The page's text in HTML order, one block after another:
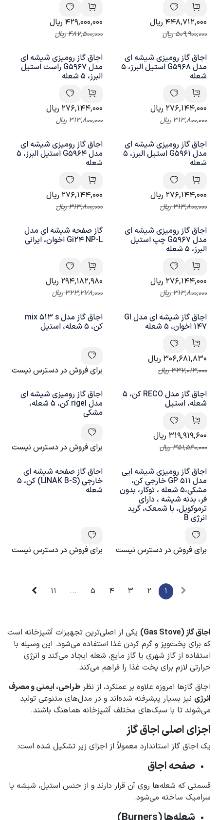
448,712,000 ریال
509,900,000ریال
429,000,000 ریال
487,500,000ریال
اجاق گاز رومیزی شیشه ای
مدل G5968 استیل البرز، 5
شعله
276,144,000 ریال
313,800,000ریال
اجاق گاز رومیزی شیشه ای
مدل G5967 راست استیل
البرز، 5 شعله
276,144,000 ریال
313,800,000ریال
اجاق گاز رومیزی شیشه ای
مدل G5961 استیل البرز، 5
شعله
276,144,000 ریال
313,800,000ریال
اجاق گاز رومیزی شیشه ای
مدل G5964 استیل البرز، 5
شعله
276,144,000 ریال
313,800,000ریال
اجاق گاز رومیزی شیشه ای
مدل G5967 چپ استیل
البرز، 5 شعله
276,144,000 ریال
313,800,000ریال
گاز صفحه شیشه ای مدل
Gi24 NP-L اخوان، ایرانی
294,182,980 ریال
323,278,000ریال
اجاق گاز شیشه ای مدل GI
147 اخوان، 5 شعله
306,681,830 ریال
337,013,000ریال
اجاق گاز مدل mix 513 s
کن، 5 شعله، استیل
برای فروش در دسترس نیست
اجاق گاز مدل RECO کن، 5
شعله، استیل
319,919,600 ریال
351,560,000ریال
اجاق گاز رومیزی شیشه ای
مدل rigel کن، 5 شعله،
مشکی
برای فروش در دسترس نیست
اجاق گاز رومیزی شیشه ایی
مدل 511 GP خارجی کن،
مشکی،5 شعله ، توکار، بدون
فر، بدنه شیشه ، دارای
ترموکوپل، با شمعک، گرید
انرژی B
برای فروش در دسترس نیست
اجاق گاز صفحه شیشه ای
خارجی (LINAK B-S) کن، 5
شعله
برای فروش در دسترس نیست
1
2
3
4
5
...
11
اجاق گاز (Gas Stove)
یکی از اصلی‌ترین تجهیزات آشپزخانه است
که برای پخت‌وپز و گرم کردن غذا استفاده می‌شود. این وسیله با
استفاده از گاز شهری یا گاز مایع، شعله ایجاد می‌کند و انرژی
حرارتی لازم برای پخت غذا را فراهم می‌کند.
اجاق گازها امروزه علاوه بر عملکرد، از نظر طراحی، ایمنی و مصرف
انرژی نیز بسیار پیشرفته شده‌اند و در مدل‌های متنوعی تولید
می‌شوند تا با سبک‌های مختلف آشپزخانه هماهنگ باشند.
اجزای اصلی اجاق گاز
یک اجاق گاز استاندارد معمولاً از اجزای زیر تشکیل شده است:
صفحه اجاق
قسمتی که شعله‌ها روی آن قرار دارند و از جنس استیل، شیشه یا
سرامیک ساخته می‌شود.